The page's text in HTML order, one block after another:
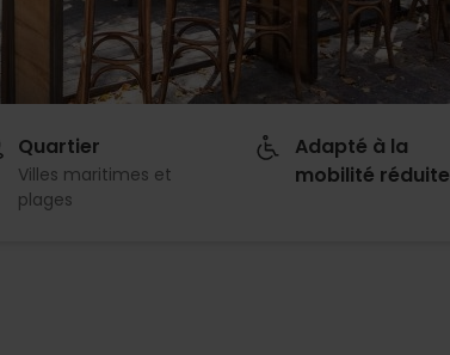
Quartier
Villes maritimes et
plages
Adapté à la
mobilité réduite